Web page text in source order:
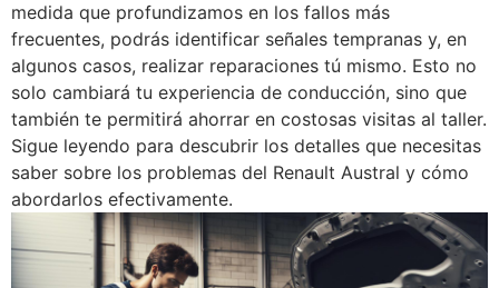
medida que profundizamos en los fallos más
frecuentes, podrás identificar señales tempranas y, en
algunos casos, realizar reparaciones tú mismo. Esto no
solo cambiará tu experiencia de conducción, sino que
también te permitirá ahorrar en costosas visitas al taller.
Sigue leyendo para descubrir los detalles que necesitas
saber sobre los problemas del Renault Austral y cómo
abordarlos efectivamente.